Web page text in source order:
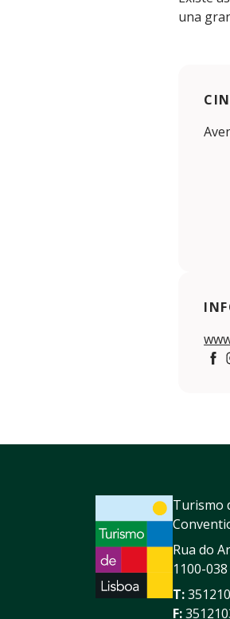
una
Turismo
Rua do
1100-
T:
F: